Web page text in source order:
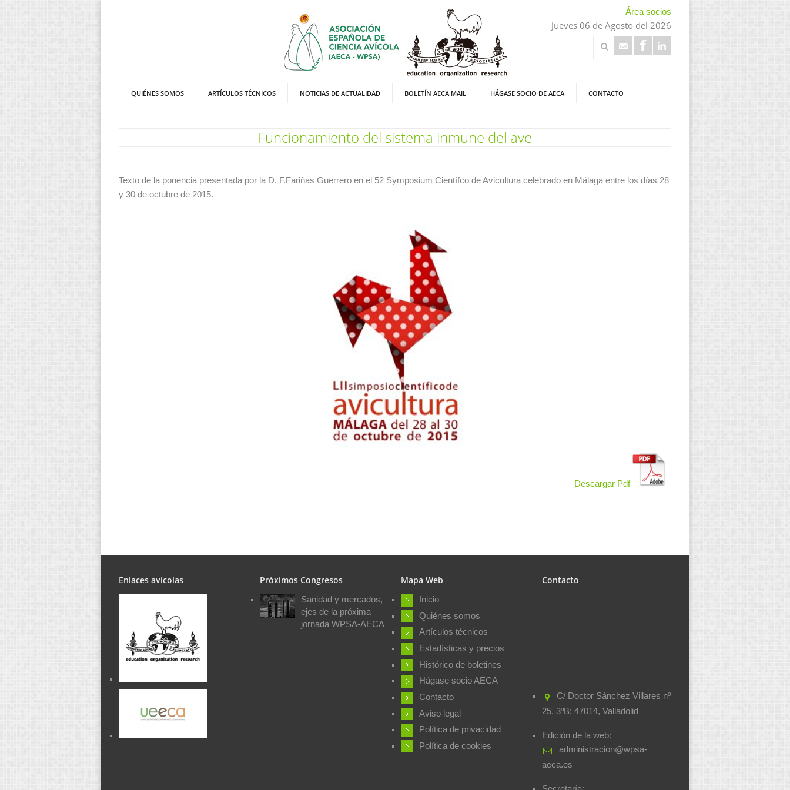
Área socios
Jueves 06 de Agosto del 2026
QUIÉNES SOMOS ARTÍCULOS TÉCNICOS NOTICIAS DE ACTUALIDAD BOLETÍN AECA MAIL HÁGASE SOCIO DE AECA CONTACTO
Funcionamiento del sistema inmune del ave
Texto de la ponencia presentada por la D. F.Fariñas Guerrero en el 52 Symposium Científco de Avicultura celebrado en Málaga entre los días 28
y 30 de octubre de 2015.
Descargar Pdf
Enlaces avícolas Próximos Congresos
Sanidad y mercados,
ejes de la próxima
jornada WPSA-AECA
Mapa Web
Inicio
Quiénes somos
Artículos técnicos
Estadísticas y precios
Histórico de boletines
Hágase socio AECA
Contacto
Aviso legal
Política de privacidad
Política de cookies
Contacto
C/ Doctor Sánchez Villares nº
25, 3ºB; 47014, Valladolid
Edición de la web:
administracion@wpsa-
aeca.es